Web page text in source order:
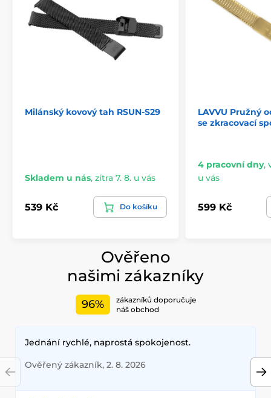
Milánský kovový tah RSUN‑S29
Skladem u nás, zítra 7. 8. u vás
539 Kč Do košíku
LAVVU Pružný
se zkracovací
4 pracovní dny,
u vás
599 Kč
Ověřeno
našimi zákazníky
96%
zákazníků doporučuje
náš obchod
Jednání rychlé, naprostá spokojenost.
Ověřený zákazník, 2. 8. 2026